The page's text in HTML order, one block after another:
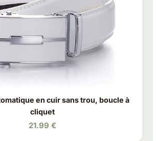
en cuir sans trou, boucle à
cliquet
21.99 €